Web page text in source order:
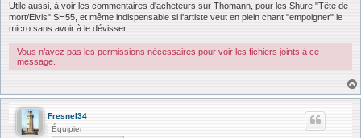
Utile aussi, à voir les commentaires d'acheteurs sur Thomann, pour les Shure "Tête de
mort/Elvis" SH55, et même indispensable si l'artiste veut en plein chant "empoigner" le
micro sans avoir à le dévisser
Vous n’avez pas les permissions nécessaires pour voir les fichiers joints à ce
message.
Fresnel34
Équipier